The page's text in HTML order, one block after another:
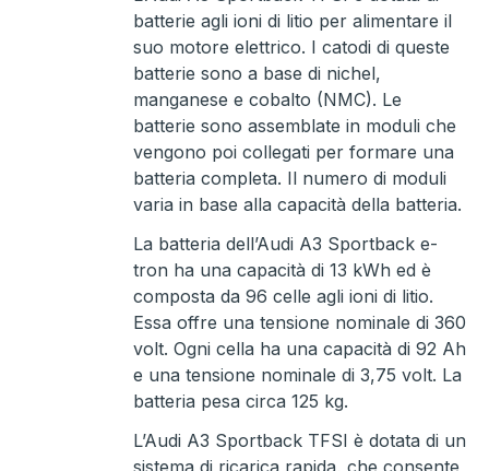
batterie agli ioni di litio per alimentare il
suo motore elettrico. I catodi di queste
batterie sono a base di nichel,
manganese e cobalto (NMC). Le
batterie sono assemblate in moduli che
vengono poi collegati per formare una
batteria completa. Il numero di moduli
varia in base alla capacità della batteria.
La batteria dell’Audi A3 Sportback e-
tron ha una capacità di 13 kWh ed è
composta da 96 celle agli ioni di litio.
Essa offre una tensione nominale di 360
volt. Ogni cella ha una capacità di 92 Ah
e una tensione nominale di 3,75 volt. La
batteria pesa circa 125 kg.
L’Audi A3 Sportback TFSI è dotata di un